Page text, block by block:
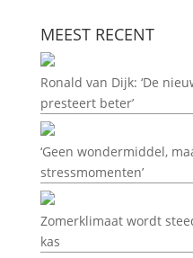
MEEST RECENT
Ronald van Dijk: ‘De
presteert beter’
‘Geen wondermiddel,
stressmomenten’
Zomerklimaat wordt
kas